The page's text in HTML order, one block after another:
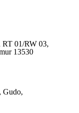
01/RW 03,
13530
Gudo,